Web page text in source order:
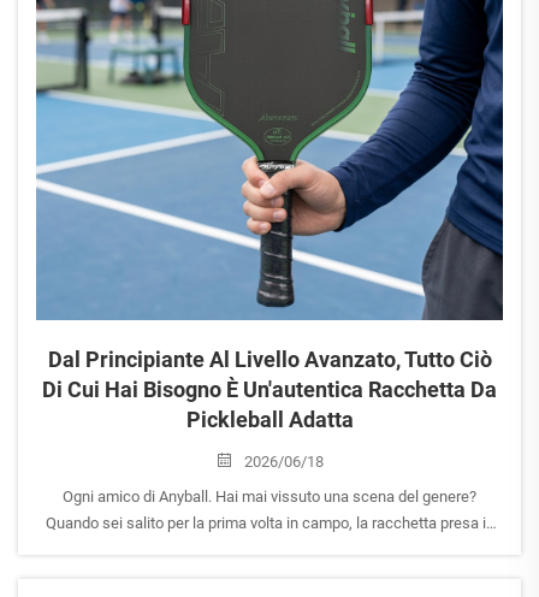
Dal Principiante Al Livello Avanzato, Tutto Ciò
Di Cui Hai Bisogno È Un'autentica Racchetta Da
Pickleball Adatta
2026/06/18
Ogni amico di Anyball. Hai mai vissuto una scena del genere?
Quando sei salito per la prima volta in campo, la racchetta presa in